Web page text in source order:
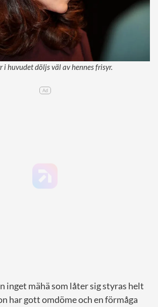
i huvudet döljs väl av hennes frisyr.
inget mähä som låter sig styras helt
har gott omdöme och en förmåga